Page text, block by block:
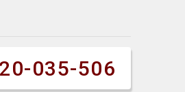
035-506